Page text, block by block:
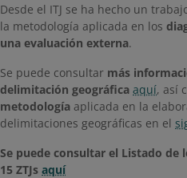
Desde el ITJ se ha hecho un
la metodología aplicada en los
una evaluación externa.
Se puede consultar más
delimitación geográfica aquí, así
metodología aplicada en la
delimitaciones geográficas en el
Se puede consultar el Listado
15 ZTJs aquí​